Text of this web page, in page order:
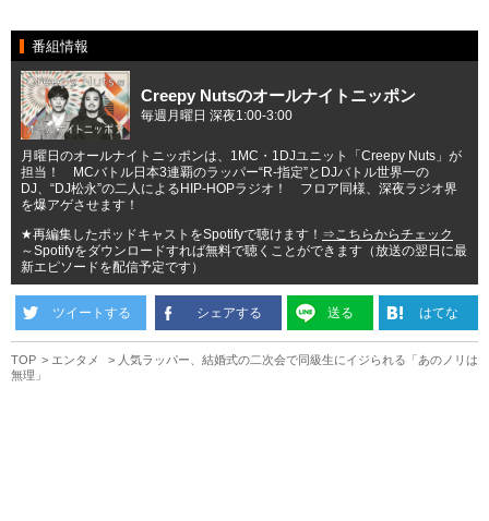
番組情報
Creepy Nutsのオールナイトニッポン
毎週月曜日 深夜1:00-3:00
月曜日のオールナイトニッポンは、1MC・1DJユニット「Creepy Nuts」が
担当！ MCバトル日本3連覇のラッパー“R-指定”とDJバトル世界一の
DJ、“DJ松永”の二人によるHIP-HOPラジオ！ フロア同様、深夜ラジオ界
を爆アゲさせます！
★再編集したポッドキャストをSpotifyで聴けます！ ⇒こちらからチェック
～Spotifyをダウンロードすれば無料で聴くことができます（放送の翌日に最
新エピソードを配信予定です）
ツイートする シェアする 送る はてな
TOP エンタメ
人気ラッパー、結婚式の二次会で同級生にイジられる「あのノリは
無理」